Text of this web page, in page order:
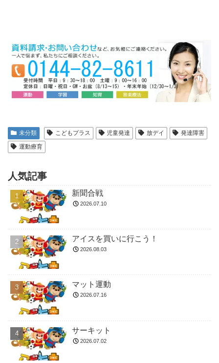
未分類 こどもプラス 児童発達 放デイ
発達障害
運動療育
人気記事
新聞合戦
2026.07.10
アイスを買いに行こう！
2026.08.03
マット運動
2026.07.16
サーキット
2026.07.02